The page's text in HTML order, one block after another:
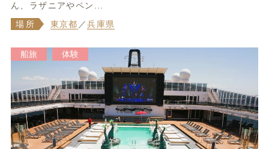
ん、ラザニアやペン...
場所
東京都 ／兵庫県
船旅 体験